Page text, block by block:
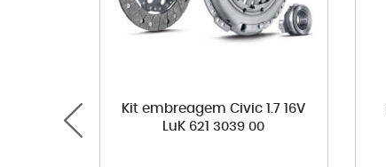
Kit embreagem Civic 1.7 16V
LuK 621 3039 00